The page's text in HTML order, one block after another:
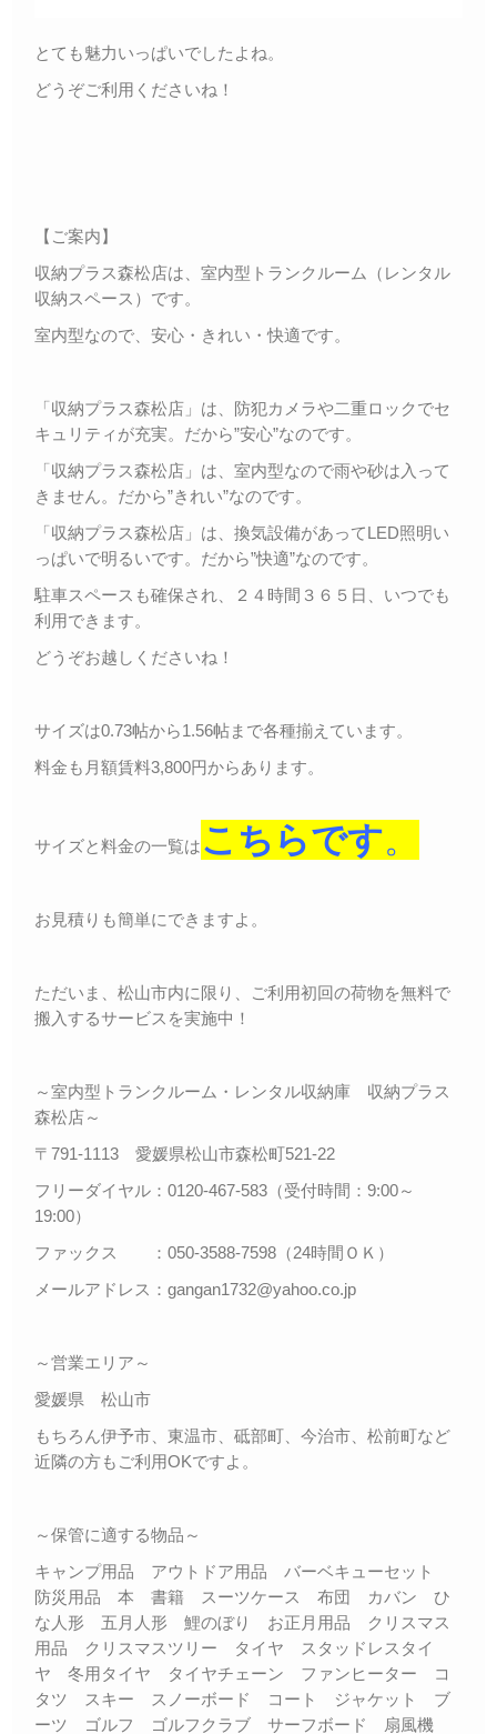
とても魅力いっぱいでしたよね。
どうぞご利用くださいね！
【ご案内】
収納プラス森松店は、室内型トランクルーム（レンタル
収納スペース）です。
室内型なので、安心・きれい・快適です。
「収納プラス森松店」は、防犯カメラや二重ロックでセ
キュリティが充実。だから”安心”なのです。
「収納プラス森松店」は、室内型なので雨や砂は入って
きません。だから”きれい”なのです。
「収納プラス森松店」は、換気設備があってLED照明い
っぱいで明るいです。だから”快適”なのです。
駐車スペースも確保され、２４時間３６５日、いつでも
利用できます。
どうぞお越しくださいね！
サイズは0.73帖から1.56帖まで各種揃えています。
料金も月額賃料3,800円からあります。
サイズと料金の一覧は こちらです。
お見積りも簡単にできますよ。
ただいま、松山市内に限り、ご利用初回の荷物を無料で
搬入するサービスを実施中！
～室内型トランクルーム・レンタル収納庫 収納プラス
森松店～
〒791-1113 愛媛県松山市森松町521-22
フリーダイヤル：0120-467-583（受付時間：9:00～
19:00）
ファックス ：050-3588-7598（24時間ＯＫ）
メールアドレス：gangan1732@yahoo.co.jp
～営業エリア～
愛媛県 松山市
もちろん伊予市、東温市、砥部町、今治市、松前町など
近隣の方もご利用OKですよ。
～保管に適する物品～
キャンプ用品 アウトドア用品 バーベキューセット
防災用品 本 書籍 スーツケース 布団 カバン ひ
な人形 五月人形 鯉のぼり お正月用品 クリスマス
用品 クリスマスツリー タイヤ スタッドレスタイ
ヤ 冬用タイヤ タイヤチェーン ファンヒーター コ
タツ スキー スノーボード コート ジャケット ブ
ーツ ゴルフ ゴルフクラブ サーフボード 扇風機